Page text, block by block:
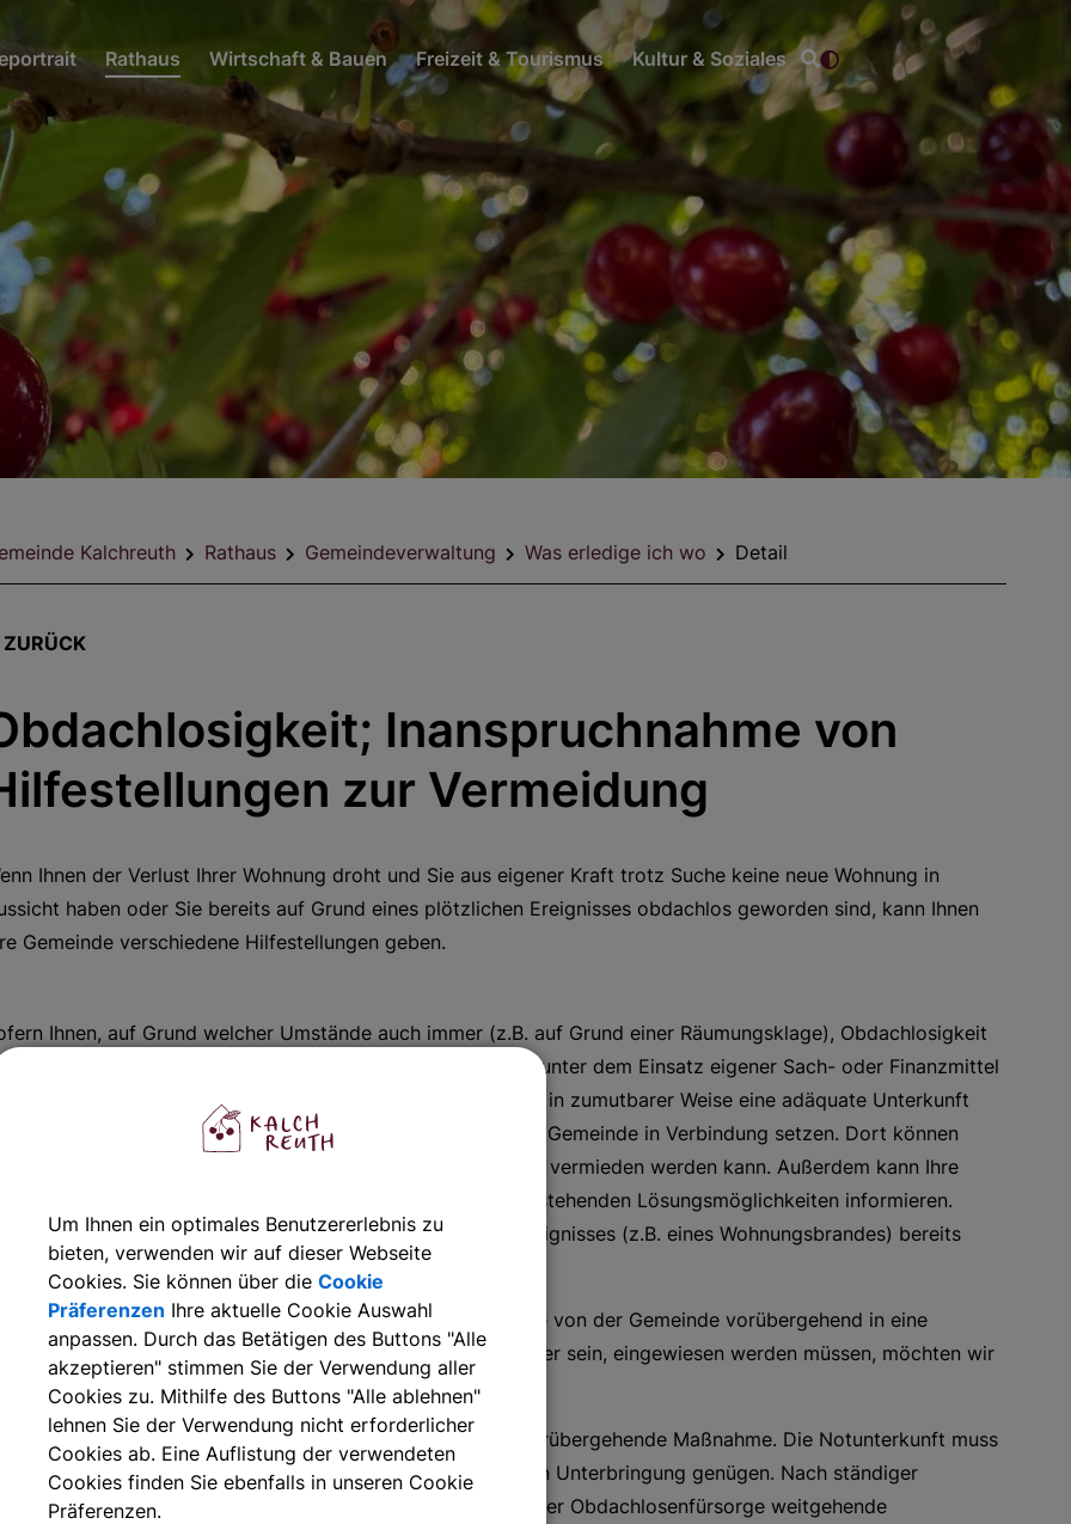
Rathaus Wirtschaft & Bauen Freizeit & Tourismus Kultur & Soziales
Kalchreuth Rathaus Gemeindeverwaltung Was erledige ich wo Detail
ZURÜCK
Inanspruchnahme von
zur Vermeidung
Ihnen der Verlust Ihrer Wohnung droht und Sie aus eigener Kraft trotz Suche keine neue Wohnung in
haben oder Sie bereits auf Grund eines plötzlichen Ereignisses obdachlos geworden sind, kann Ihnen
Gemeinde verschiedene Hilfestellungen geben.
Ihnen, auf Grund welcher Umstände auch immer (z.B. auf Grund einer Räumungsklage), Obdachlosigkeit
weil Sie nicht selbst aus eigenen Kräften insbesondere unter dem Einsatz eigener Sach- oder Finanzmittel
durch die Inanspruchnahme anderweitiger Hilfsangebote in zumutbarer Weise eine adäquate Unterkunft
können, sollten Sie sich so bald als möglich mit Ihrer Gemeinde in Verbindung setzen. Dort können
Maßnahmen geprüft werden, damit Ihre Obdachlosigkeit vermieden werden kann. Außerdem kann Ihre
Sie zusätzlich über die Vielzahl der zur Verfügung stehenden Lösungsmöglichkeiten informieren.
gilt, wenn Sie auf Grund eines plötzlichen Ereignisses (z.B. eines Wohnungsbrandes) bereits
geworden sind.
den Fall, dass sich keine andere Möglichkeit ergibt und Sie von der Gemeinde vorübergehend in eine
das kann beispielsweise auch ein Wohncontainer sein, eingewiesen werden müssen, möchten wir
auf Folgendes hinweisen:
Unterbringung durch die Gemeinde ist immer nur eine vorübergehende Maßnahme. Die Notunterkunft muss
nur den Mindestanforderungen einer menschenwürdigen Unterbringung genügen. Nach ständiger
müssen bei einer Unterbringung im Rahmen der Obdachlosenfürsorge weitgehende
Um Ihnen ein optimales Benutzererlebnis zu
bieten, verwenden wir auf dieser Webseite
Cookies. Sie können über die Cookie
Präferenzen Ihre aktuelle Cookie Auswahl
anpassen. Durch das Betätigen des Buttons "Alle
akzeptieren" stimmen Sie der Verwendung aller
Cookies zu. Mithilfe des Buttons "Alle ablehnen"
lehnen Sie der Verwendung nicht erforderlicher
Cookies ab. Eine Auflistung der verwendeten
Cookies finden Sie ebenfalls in unseren Cookie
Präferenzen.